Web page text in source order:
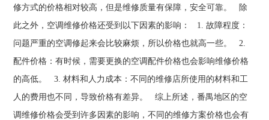
修方式的价格相对较高，但是维修质量有保障，安全可靠。 除
此之外，空调维修价格还受到以下因素的影响： 1. 故障程度：
问题严重的空调修起来会比较麻烦，所以价格也就高一些。 2.
配件价格：有时候，需要更换的空调配件价格也会影响维修价格
的高低。 3. 材料和人力成本：不同的维修店所使用的材料和工
人的费用也不同，导致价格有差异。 综上所述，番禺地区的空
调维修价格会受到许多因素的影响，不同的维修方案价格也会有